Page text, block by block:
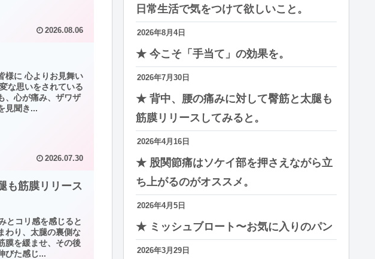
2026.08.06
様に 心よりお見舞い
な思いをされている
、心が痛み、ザワザ
見聞き...
2026.07.30
も筋膜リリース
とコリ感を感じると
わり、太腿の裏側な
膜を緩ませ、その後
びた感じ...
日常生活で気をつけて欲しいこと。
2026年8月4日
★ 今こそ「手当て」の効果を。
2026年7月30日
★ 背中、腰の痛みに対して臀筋と太腿も
筋膜リリースしてみると。
2026年4月16日
★ 股関節痛はソケイ部を押さえながら立
ち上がるのがオススメ。
2026年4月5日
★ ミッシュブロート〜お気に入りのパン
2026年3月29日